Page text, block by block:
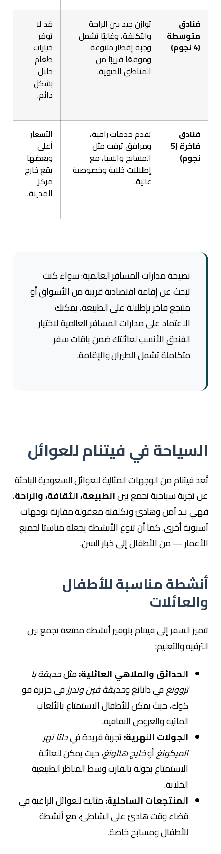
فنادق
متوسطة
(4 نجوم)
توازن جيد بين الراحة
والتكلفة، وغالبًا تشمل
وجبة إفطار متنوعة
وموقعًا قريبًا من
المناطق الحيوية.
قد لا
توفر
خيارات
طعام
حلال
بشكل
دائم.
فنادق
فاخرة (5
نجوم)
تقدم خدمات راقية،
ومرافق ترفيه مثل
المسابح والسبا، مع
إطلالات خلابة وخصوصية
عالية.
الأسعار
أعلى
وبعضها
يقع خارج
مركز
المدينة.
نصيحة مدارات المسافر العالمية: سواء كنت
تبحث عن إقامة اقتصادية قريبة من الأسواق أو
منتجع فاخر بإطلالة على الطبيعة، يمكنك
الاعتماد على مدارات المسافر العالمية لاختيار
الفندق الأنسب لعائلتك ضمن باقات سفر
متكاملة تشمل الطيران والإقامة.
السياحة في فيتنام للعوائل
تُعد فيتنام من الوجهات المثالية للعوائل السعودية الباحثة
عن تجربة سياحية تجمع بينالطبيعة، الثقافة، والراحة،
فهي بلد آمن وهادئ وتكلفته معقولة مقارنة بوجهات
آسيوية أخرى. كما أن تنوع الأنشطة يجعله مناسبًا لجميع
الأعمار — من الأطفال إلى كبار السن.
أنشطة مناسبة للأطفال
والعائلات
تتميز السفر إلى فيتنام بتوفير أنشطة ممتعة تجمع بين
الترفيه والتعليم:
الحدائق والملاهي العائلية:مثلحديقة با
تروونغفي دانانغ وحديقة فين وندرزفي جزيرة فو
كوك، حيث يمكن للأطفال الاستمتاع بالألعاب
المائية والعروض الثقافية.
الجولات النهرية:تجربة فريدة فيدلتا نهر
الميكونغأوخليج هالونغ، حيث يمكن للعائلة
الاستمتاع بجولة بالقارب وسط المناظر الطبيعية
الخلابة.
المنتجعات الساحلية:مثالية للعوائل الراغبة في
قضاء وقت هادئ على الشاطئ، مع أنشطة
للأطفال ومسابح خاصة.